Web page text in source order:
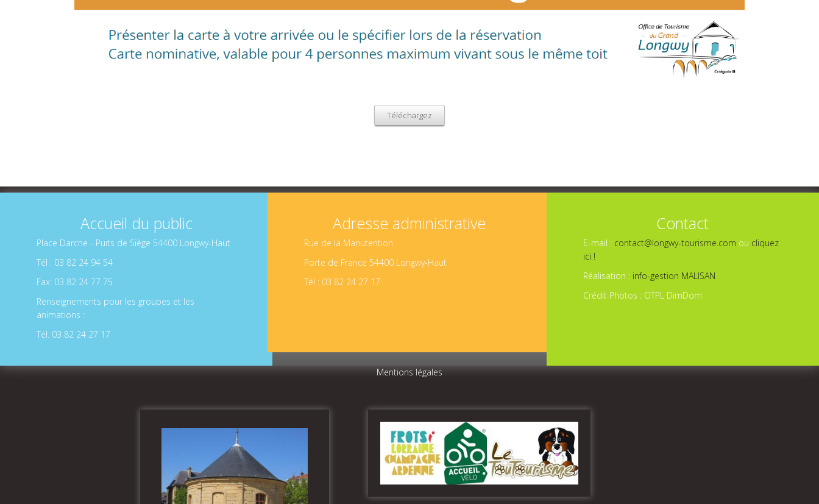
Téléchargez
Accueil du public
Place Darche - Puits de Siège 54400 Longwy-Haut
Tél : 03 82 24 94 54
Fax: 03 82 24 77 75
Renseignements pour les groupes et les
animations :
Tél. 03 82 24 27 17
Adresse administrative
Rue de la Manutention
Porte de France 54400 Longwy-Haut
Tél : 03 82 24 27 17
Contact
E-mail : contact@longwy-tourisme.com ou cliquez
ici !
Réalisation : info-gestion MALISAN
Crédit Photos : OTPL DimDom
Mentions légales